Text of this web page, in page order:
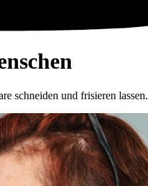
schneiden und frisieren lassen.